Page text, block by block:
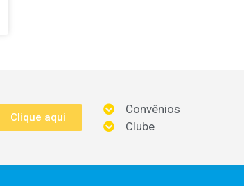
Clique aqui
Convênios
Clube